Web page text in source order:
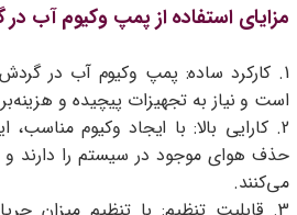
مزایای استفاده از پمپ وکیوم آب
1. کارکرد ساده: پمپ وکیوم آب در
است و نیاز به تجهیزات پیچیده و هزینه‌بر
2. کارایی بالا: با ایجاد وکیوم
حذف هوای موجود در سیستم را دارند و
می‌کنند.